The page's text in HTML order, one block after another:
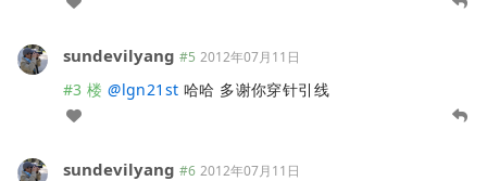
sundevilyang #5 2012年07月11日
#3 楼 @lgn21st 哈哈 多谢你穿针引线
sundevilyang #6 2012年07月11日